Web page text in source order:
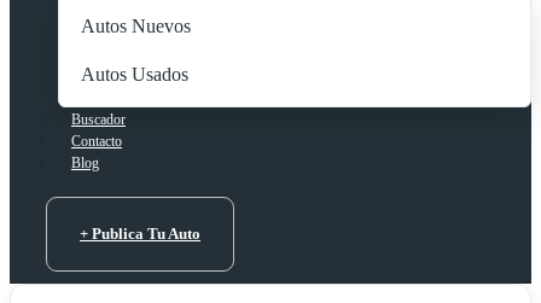
Autos Nuevos
Autos Usados
Buscador
Contacto
Blog
+ Publica Tu Auto